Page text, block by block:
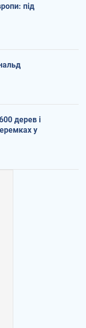
під
дерев і
у